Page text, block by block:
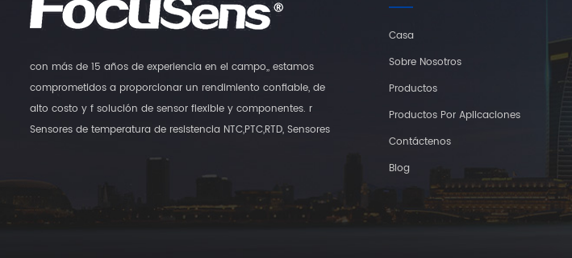
con más de 15 años de experiencia en el campo,, estamos
comprometidos a proporcionar un rendimiento confiable, de
alto costo y f solución de sensor flexible y componentes. r
Sensores de temperatura de resistencia NTC,PTC,RTD, Sensores
sensores de interruptores magnéticos son nuestros principales
Casa
Sobre Nosotros
Productos
Productos Por Aplicaciones
Contáctenos
Blog